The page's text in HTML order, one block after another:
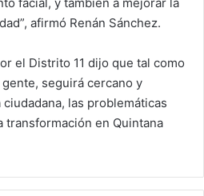
afirmó Renán Sánchez.
el Distrito 11 dijo que tal como
seguirá cercano y
las problemáticas
transformación en Quintana